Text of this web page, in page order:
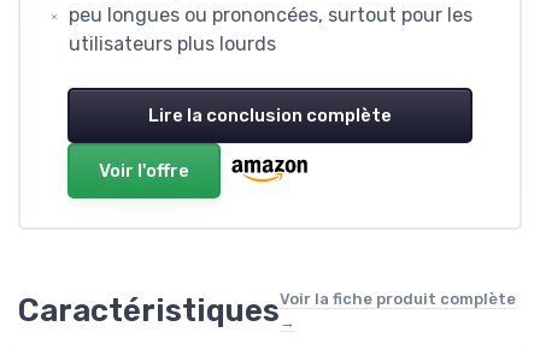
peu longues ou prononcées, surtout pour les
utilisateurs plus lourds
Lire la conclusion complète
Voir l'offre
CaractéristiquesVoir la fiche produit complète
→